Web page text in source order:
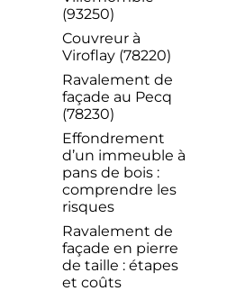
(93250)
Couvreur à
Viroflay (78220)
Ravalement de
façade au Pecq
(78230)
Effondrement
d’un immeuble à
pans de bois :
comprendre les
risques
Ravalement de
façade en pierre
de taille : étapes
et coûts